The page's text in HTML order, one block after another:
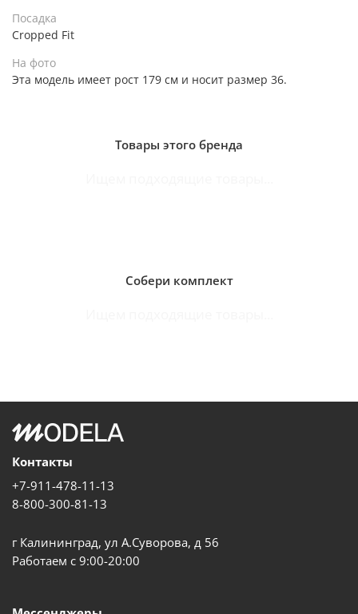
Посадка
Cropped Fit
На фото
Эта модель имеет рост 179 см и носит размер 36.
Товары этого бренда
Собери комплект
Контакты
+7-911-478-11-13
8-800-300-81-13
г Калининград, ул А.Суворова, д 56
Работаем с 9:00-20:00